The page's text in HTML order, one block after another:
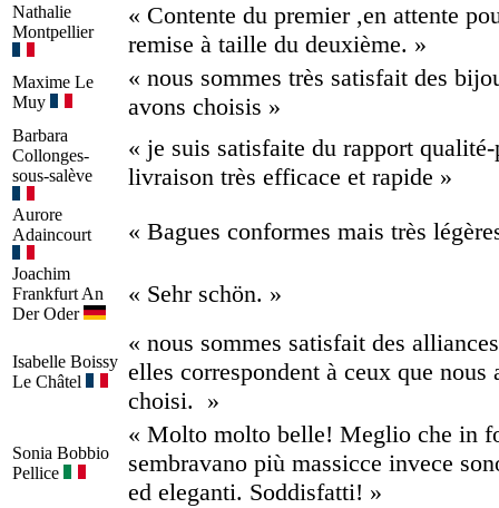
Nathalie
Montpellier
« Contente du premier ,en attente
remise à taille du deuxième. »
Maxime Le
Muy
« nous sommes très satisfait des
avons choisis »
Barbara
Collonges-
sous-salève
« je suis satisfaite du rapport
livraison très efficace et rapide »
Aurore
Adaincourt
« Bagues conformes mais très
Joachim
Frankfurt An
Der Oder
« Sehr schön. »
Isabelle Boissy
Le Châtel
« nous sommes satisfait des
elles correspondent à ceux que nous
choisi. »
Sonia Bobbio
Pellice
« Molto molto belle! Meglio che in
sembravano più massicce invece
ed eleganti. Soddisfatti! »